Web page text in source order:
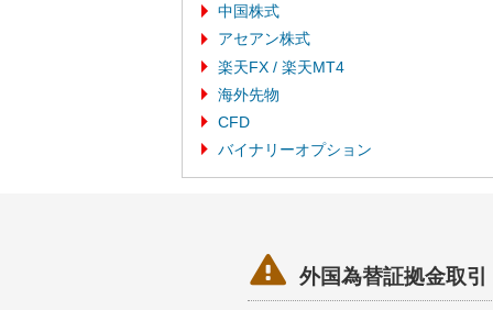
中国株式
アセアン株式
楽天FX / 楽天MT4
海外先物
CFD
バイナリーオプション
 外国為替証拠金取